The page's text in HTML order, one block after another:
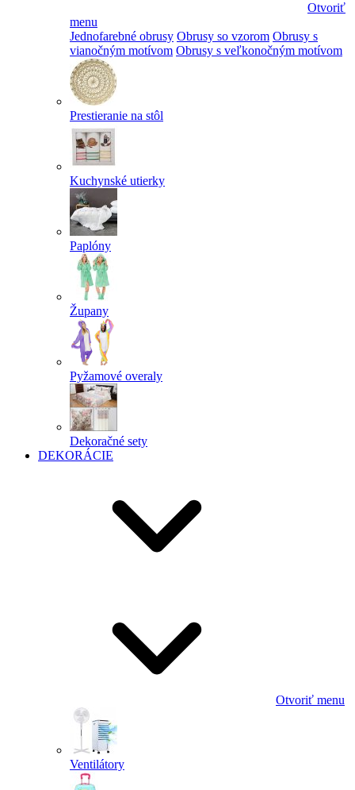
Otvoriť
menu
Jednofarebné obrusy Obrusy so vzorom Obrusy s
vianočným motívom Obrusy s veľkonočným motívom
Prestieranie na stôl
Kuchynské utierky
Paplóny
Župany
Pyžamové overaly
Dekoračné sety
DEKORÁCIE
Otvoriť menu
Ventilátory